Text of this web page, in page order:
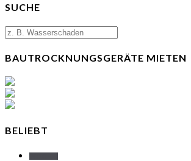
SUCHE
BAUTROCKNUNGSGERÄTE MIETEN
BELIEBT